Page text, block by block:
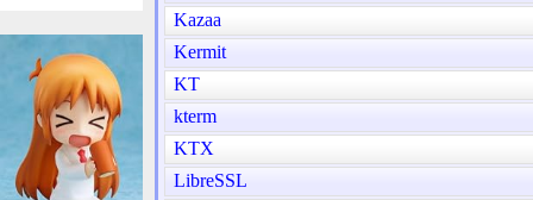
Kazaa
Kermit
KT
kterm
KTX
LibreSSL